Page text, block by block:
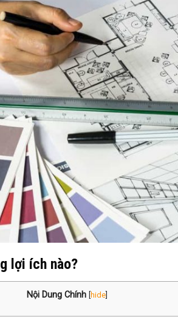
lợi ích nào?
Nội Dung Chính [hide]